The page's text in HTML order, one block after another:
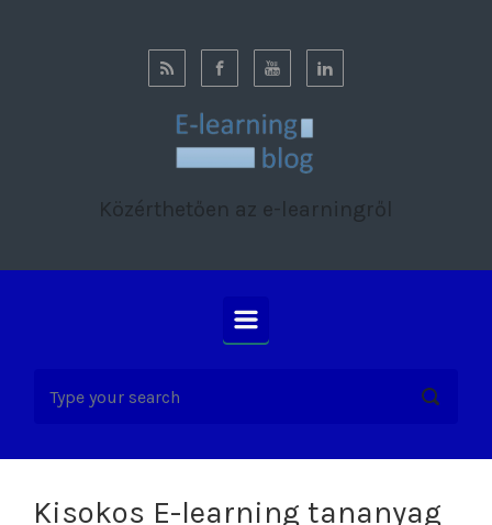
Közérthetően az e-learningről
Kisokos E-learning tananyag